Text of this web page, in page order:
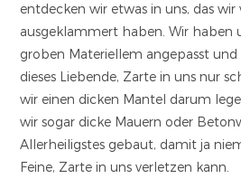
entdecken wir etwas in uns, das wir
ausgeklammert haben. Wir haben
groben Materiellem angepasst und
dieses Liebende, Zarte in uns nur
wir einen dicken Mantel darum
wir sogar dicke Mauern oder
Allerheiligstes gebaut, damit ja
Feine, Zarte in uns verletzen kann.